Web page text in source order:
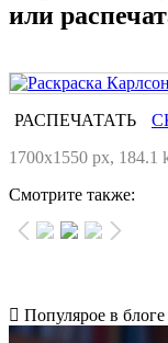
или
РАСПЕЧАТАТЬ
1700x1550 px, 184.1
Смотрите также:
Популярое в блоге